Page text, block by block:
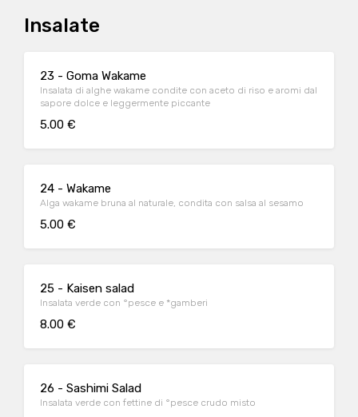
Insalate
23 - Goma Wakame
Insalata di alghe wakame condite con aceto di riso e aromi dal
sapore dolce e leggermente piccante
5.00 €
24 - Wakame
Alga wakame bruna al naturale, condita con salsa al sesamo
5.00 €
25 - Kaisen salad
Insalata verde con °pesce e *gamberi
8.00 €
26 - Sashimi Salad
Insalata verde con fettine di °pesce crudo misto